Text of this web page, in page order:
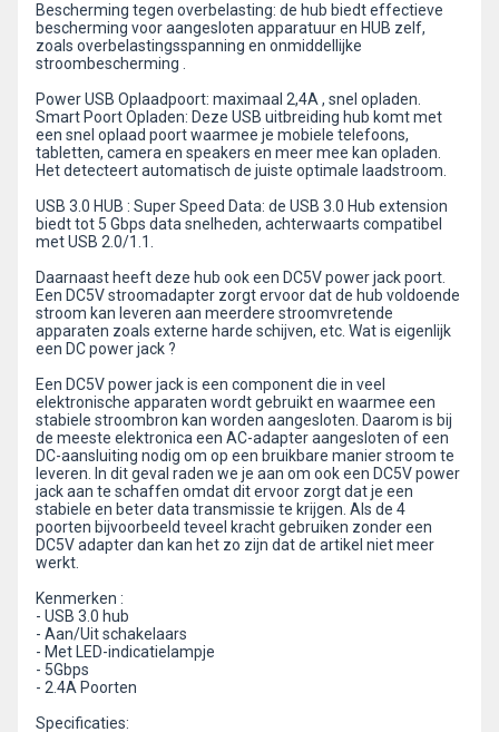
Bescherming tegen overbelasting: de hub biedt effectieve
bescherming voor aangesloten apparatuur en HUB zelf,
zoals overbelastingsspanning en onmiddellijke
stroombescherming .
Power USB Oplaadpoort: maximaal 2,4A , snel opladen.
Smart Poort Opladen: Deze USB uitbreiding hub komt met
een snel oplaad poort waarmee je mobiele telefoons,
tabletten, camera en speakers en meer mee kan opladen.
Het detecteert automatisch de juiste optimale laadstroom.
USB 3.0 HUB : Super Speed Data: de USB 3.0 Hub extension
biedt tot 5 Gbps data snelheden, achterwaarts compatibel
met USB 2.0/1.1.
Daarnaast heeft deze hub ook een DC5V power jack poort.
Een DC5V stroomadapter zorgt ervoor dat de hub voldoende
stroom kan leveren aan meerdere stroomvretende
apparaten zoals externe harde schijven, etc. Wat is eigenlijk
een DC power jack ?
Een DC5V power jack is een component die in veel
elektronische apparaten wordt gebruikt en waarmee een
stabiele stroombron kan worden aangesloten. Daarom is bij
de meeste elektronica een AC-adapter aangesloten of een
DC-aansluiting nodig om op een bruikbare manier stroom te
leveren. In dit geval raden we je aan om ook een DC5V power
jack aan te schaffen omdat dit ervoor zorgt dat je een
stabiele en beter data transmissie te krijgen. Als de 4
poorten bijvoorbeeld teveel kracht gebruiken zonder een
DC5V adapter dan kan het zo zijn dat de artikel niet meer
werkt.
Kenmerken :
- USB 3.0 hub
- Aan/Uit schakelaars
- Met LED-indicatielampje
- 5Gbps
- 2.4A Poorten
Specificaties: